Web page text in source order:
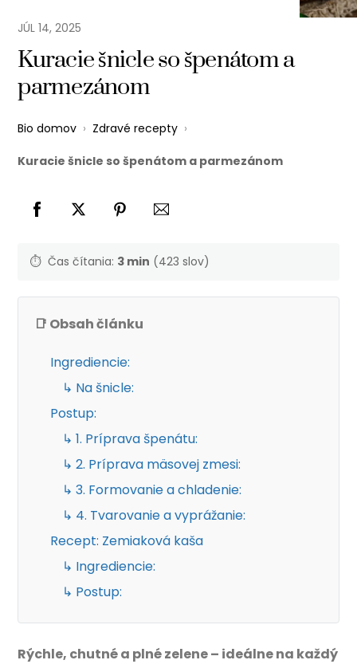
JÚL 14,2025
Kuracie šnicle so špenátom a
parmezánom
Bio domov › Zdravé recepty ›
Kuracie šnicle so špenátom a parmezánom
⏱️ Čas čítania: 3 min (423 slov)
📑 Obsah článku
Ingrediencie:
↳ Na šnicle:
Postup:
↳ 1. Príprava špenátu:
↳ 2. Príprava mäsovej zmesi:
↳ 3. Formovanie a chladenie:
↳ 4. Tvarovanie a vyprážanie:
Recept: Zemiaková kaša
↳ Ingrediencie:
↳ Postup:
Rýchle, chutné a plné zelene – ideálne na každý